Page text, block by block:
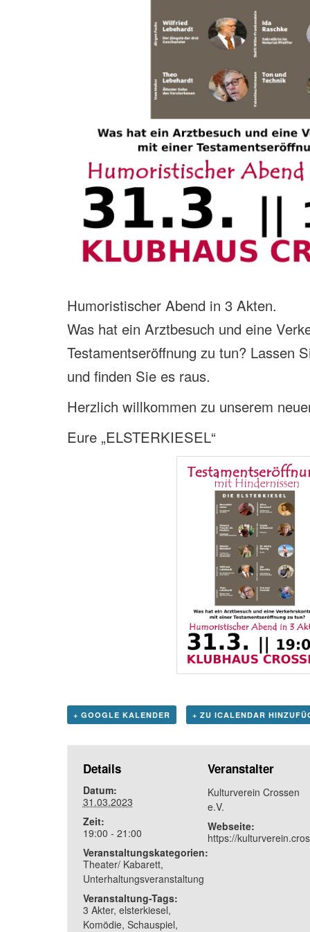
Humoristischer Abend in 3 Akten.
Was hat ein Arztbesuch und eine
Testamentseröffnung zu tun? Lassen
und finden Sie es raus.
Herzlich willkommen zu unserem
Eure „ELSTERKIESEL“
+ GOOGLE KALENDER + ZU ICALENDAR
Details
Datum:
31.03.2023
Zeit:
19:00 - 21:00
Veranstaltungskategorien:
Theater/ Kabarett,
Unterhaltungsveranstaltung
Veranstaltung-Tags:
3 Akter, elsterkiesel,
Komödie, Schauspiel,
Veranstalter
Kulturverein Crossen
e.V.
Webseite:
https://